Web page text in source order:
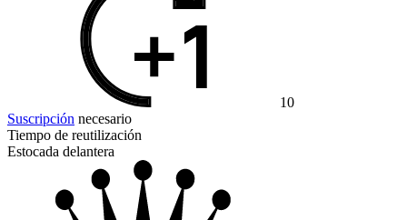
10
Suscripción necesario
Tiempo de reutilización
Estocada delantera